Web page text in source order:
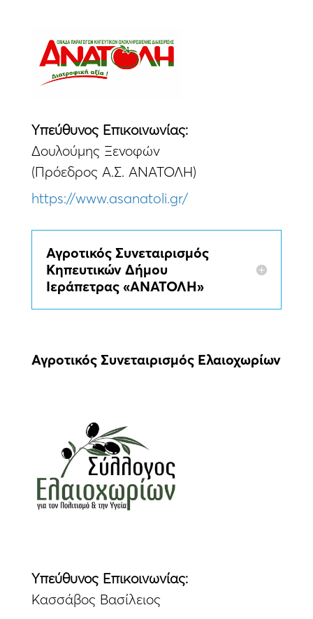
Yπεύθυνος Eπικοινωνίας:
Δουλούμης Ξενοφών
(Πρόεδρος Α.Σ. ΑΝΑΤΟΛΗ)
https://www.asanatoli.gr/
Αγροτικός Συνεταιρισμός
Κηπευτικών Δήμου
Ιεράπετρας «ΑΝΑΤΟΛΗ»
Αγροτικός Συνεταιρισμός Ελαιοχωρίων
Yπεύθυνος Eπικοινωνίας:
Κασσάβος Βασίλειος